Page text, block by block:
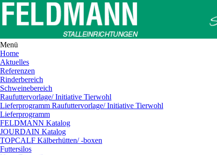
Menü
Home
Aktuelles
Referenzen
Rinderbereich
Schweinebereich
Raufuttervorlage/ Initiative Tierwohl
Lieferprogramm Raufuttervorlage/ Initiative Tierwohl
Lieferprogramm
FELDMANN Katalog
JOURDAIN Katalog
TOPCALF Kälberhütten/ -boxen
Futtersilos